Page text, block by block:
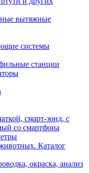
вытяжные
системы
станции
смарт-зонд, с
со смартфона
Каталог
окраска, анализ